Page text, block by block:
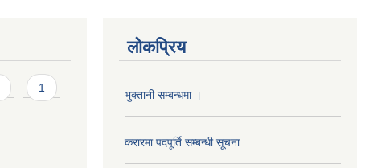
1
लोकप्रिय
भुक्तानी सम्बन्धमा ।
करारमा पदपूर्ति सम्बन्धी सूचना